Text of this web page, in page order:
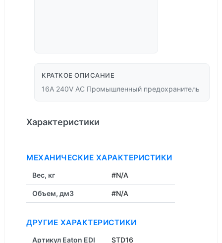
КРАТКОЕ ОПИСАНИЕ
16А 240V AC Промышленный предохранитель
Характеристики
МЕХАНИЧЕСКИЕ ХАРАКТЕРИСТИКИ
Вес, кг #N/A
Объем, дм3 #N/A
ДРУГИЕ ХАРАКТЕРИСТИКИ
Артикул Eaton EDI STD16